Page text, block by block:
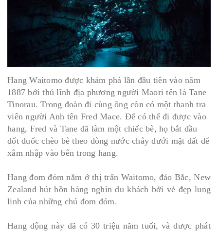
Hang Waitomo được khám phá lần đầu tiên vào năm
1887 bởi thủ lĩnh địa phương người Maori tên là Tane
Tinorau. Trong đoàn đi cùng ông còn có một thanh tra
viên người Anh tên Fred Mace. Để có thể đi được vào
hang, Fred và Tane đã làm một chiếc bè, họ bắt đầu
đốt đuốc chèo bè theo dòng nước chảy dưới mặt đất để
xâm nhập vào bên trong hang.
Hang đom đóm nằm ở thị trấn Waitomo, đảo Bắc, New
Zealand hút hồn hàng nghìn du khách bởi vẻ đẹp lung
linh của những chú đom đóm.
Hang động này đã có 30 triệu năm tuổi, và được phát